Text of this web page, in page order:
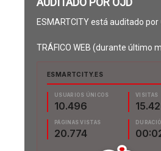
ESMARTCITY está auditado por
TRÁFICO WEB (durante último